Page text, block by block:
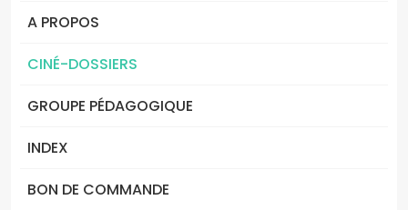
A PROPOS
CINÉ-DOSSIERS
GROUPE PÉDAGOGIQUE
INDEX
BON DE COMMANDE